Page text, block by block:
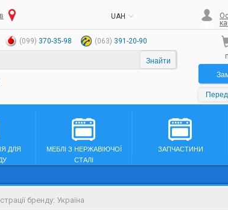
UAH
(099) 370-35-98 (063) 391-20-90
Знайти
ДЛЯ
МЕБЛІ З НЕРЖАВІЮЧОЇ
СТАЛІ
ЗАПЧАСТИНИ
бренду: Україна